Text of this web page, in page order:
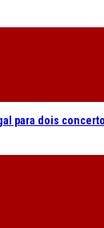
para dois